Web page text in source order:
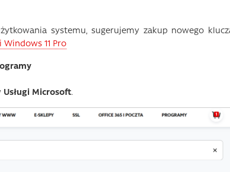
systemu, sugerujemy zakup nowego
11 Pro
Usługi Microsoft.